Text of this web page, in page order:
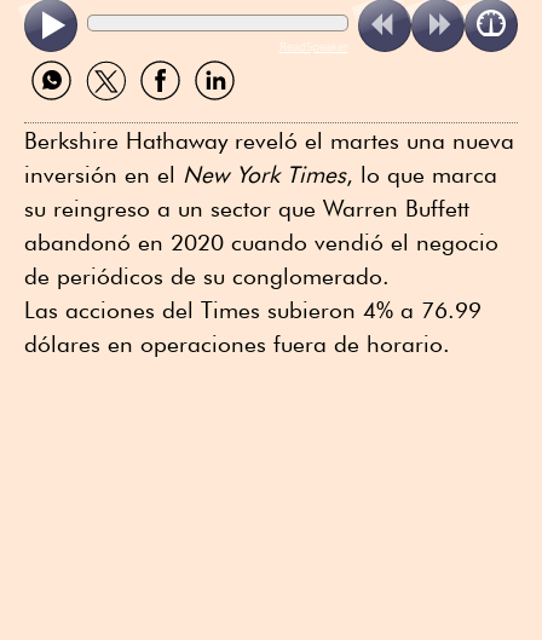
ReadSpeaker
Compartir
por
Compartir
por
Compartir
por
Compartir
por
Berkshire Hathaway reveló el martes una nueva
inversión en el New York Times, lo que marca
su reingreso a un sector que Warren Buffett
abandonó en 2020 cuando vendió el negocio
de periódicos de su conglomerado.
Las acciones del Times subieron 4% a 76.99
dólares en operaciones fuera de horario.